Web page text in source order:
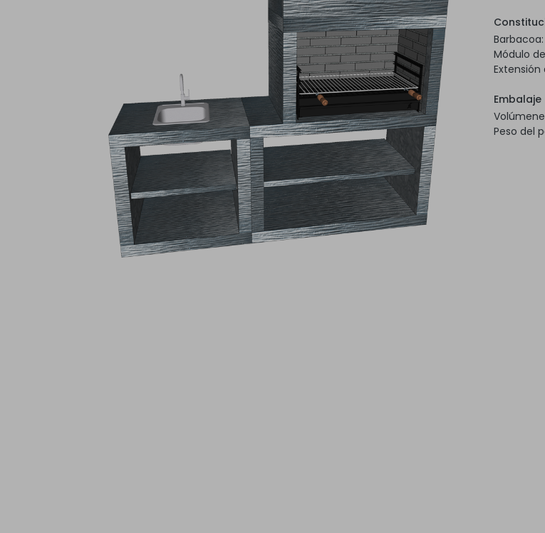
Barbacoa:
Módulo
Extensión
Embalaje
Peso del